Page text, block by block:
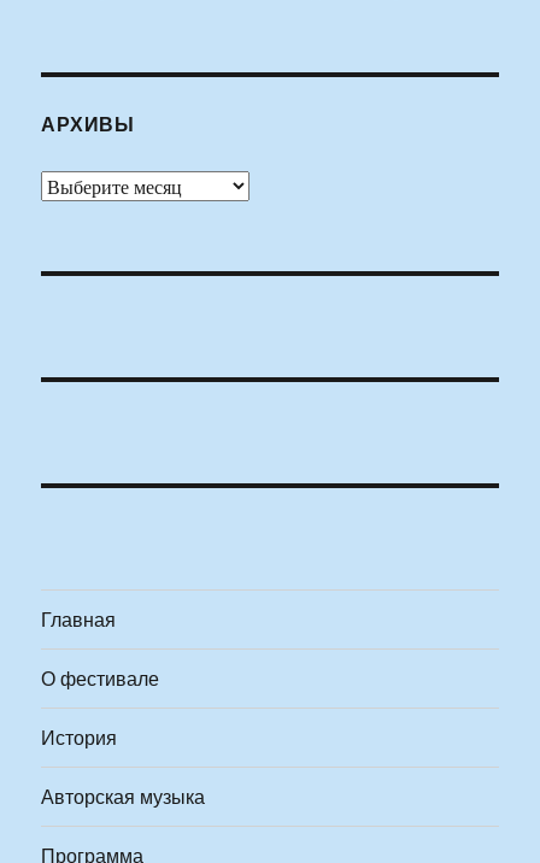
АРХИВЫ
Архивы
Главная
О фестивале
История
Авторская музыка
Программа